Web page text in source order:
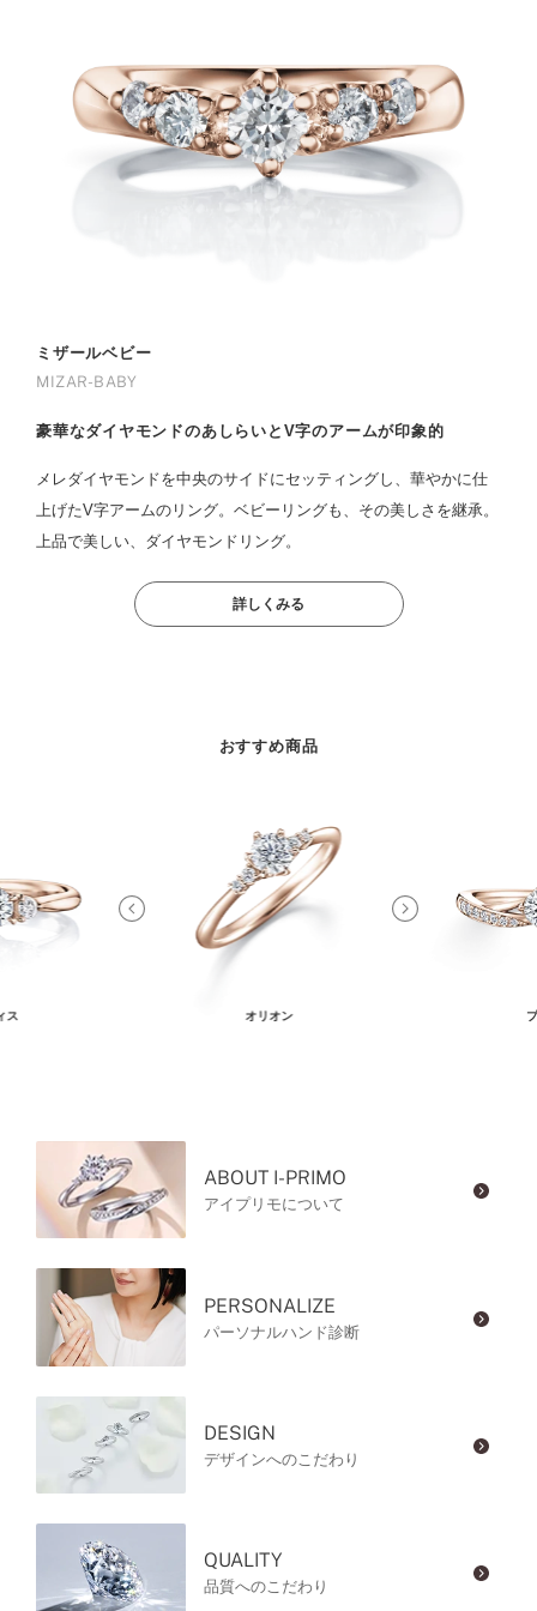
ミザールベビー
MIZAR-BABY
豪華なダイヤモンドのあしらいとV字のアームが印象的
メレダイヤモンドを中央のサイドにセッティングし、華やかに仕
上げたV字アームのリング。ベビーリングも、その美しさを継承。
上品で美しい、ダイヤモンドリング。
詳しくみる
おすすめ商品
ス オリオン
ABOUT I-PRIMO
アイプリモについて
PERSONALIZE
パーソナルハンド診断
DESIGN
デザインへのこだわり
QUALITY
品質へのこだわり